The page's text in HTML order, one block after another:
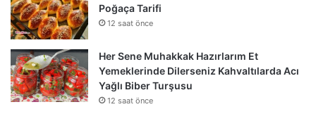
Poğaça Tarifi
12 saat önce
Her Sene Muhakkak Hazırlarım Et
Yemeklerinde Dilerseniz Kahvaltılarda Acı
Yağlı Biber Turşusu
12 saat önce